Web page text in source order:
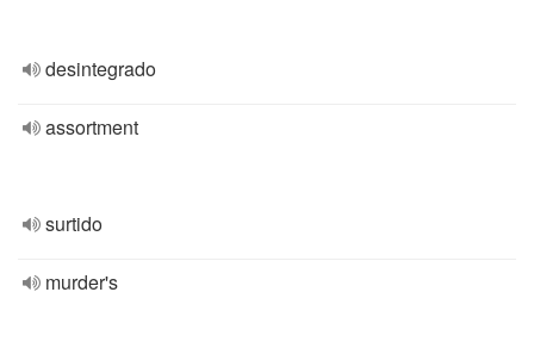
desintegrado
assortment
surtido
murder's